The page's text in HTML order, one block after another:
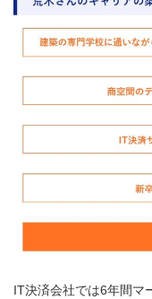
IT決済会社では6年間マ